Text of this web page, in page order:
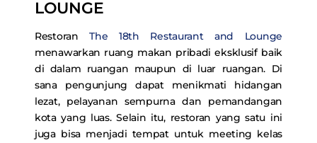
LOUNGE
RestoranThe 18th Restaurant and Lounge
menawarkan ruang makan pribadi eksklusif baik
di dalam ruangan maupun di luar ruangan. Di
sana pengunjung dapat menikmati hidangan
lezat, pelayanan sempurna dan pemandangan
kota yang luas. Selain itu, restoran yang satu ini
juga bisa menjadi tempat untuk meeting kelas